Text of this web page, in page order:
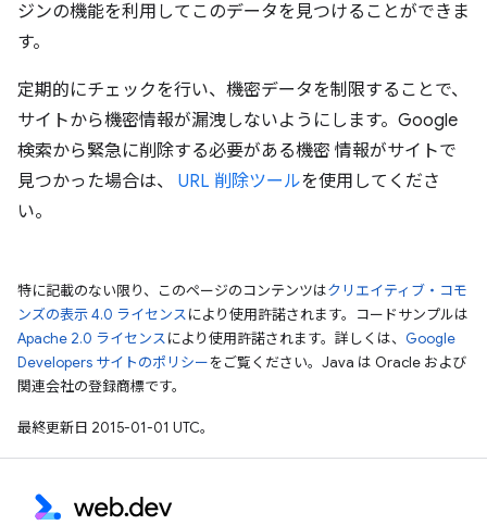
ジンの機能を利用してこのデータを見つけることができま
す。
定期的にチェックを行い、機密データを制限することで、
サイトから機密情報が漏洩しないようにします。Google
検索から緊急に削除する必要がある機密 情報がサイトで
見つかった場合は、 URL 削除ツールを使用してくださ
い。
特に記載のない限り、このページのコンテンツはクリエイティブ・コモ
ンズの表示 4.0 ライセンスにより使用許諾されます。コードサンプルは
Apache 2.0 ライセンスにより使用許諾されます。詳しくは、 Google
Developers サイトのポリシーをご覧ください。Java は Oracle および
関連会社の登録商標です。
最終更新日 2015-01-01 UTC。